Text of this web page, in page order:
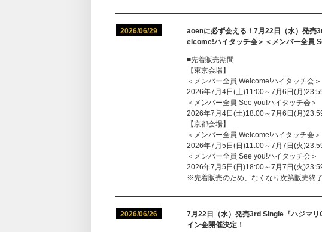
2026/06/29
aoenに必ず会える！7月22日（水）発売
elcome!ハイタッチ会＞＜メンバー全員
■先着販売期間
【東京会場】
＜メンバー全員 Welcome!ハイタッチ会＞
2026年7月4日(土)11:00～7月6日(月
＜メンバー全員 See you!ハイタッチ会＞
2026年7月4日(土)18:00～7月6日(月
【京都会場】
＜メンバー全員 Welcome!ハイタッチ会＞
2026年7月5日(日)11:00～7月7日(火
＜メンバー全員 See you!ハイタッチ会＞
2026年7月5日(日)18:00～7月7日(火
※先着販売のため、なくなり次第販売終
2026/06/26
7月22日（水）発売3rd Single『ハジマ
イン会開催決定！